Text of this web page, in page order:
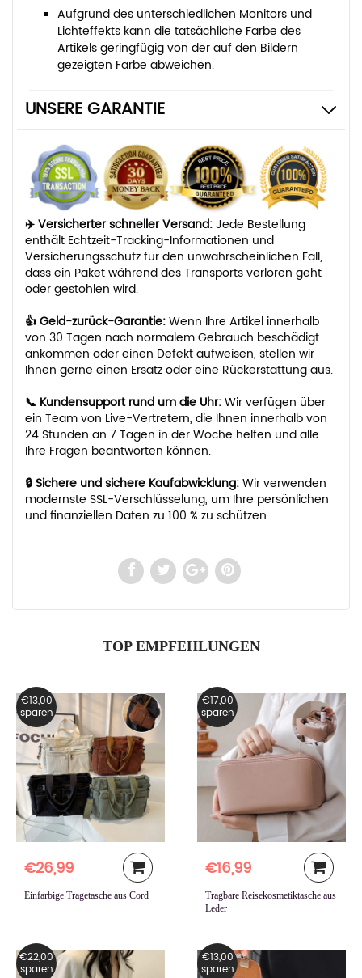
Aufgrund des unterschiedlichen Monitors und
Lichteffekts kann die tatsächliche Farbe des
Artikels geringfügig von der auf den Bildern
gezeigten Farbe abweichen.
UNSERE GARANTIE
✈️ Versicherter schneller Versand:Jede Bestellung
enthält Echtzeit-Tracking-Informationen und
Versicherungsschutz für den unwahrscheinlichen Fall,
dass ein Paket während des Transports verloren geht
oder gestohlen wird.
👍 Geld-zurück-Garantie:Wenn Ihre Artikel innerhalb
von 30 Tagen nach normalem Gebrauch beschädigt
ankommen oder einen Defekt aufweisen, stellen wir
Ihnen gerne einen Ersatz oder eine Rückerstattung aus.
📞 Kundensupport rund um die Uhr:Wir verfügen über
ein Team von Live-Vertretern, die Ihnen innerhalb von
24 Stunden an 7 Tagen in der Woche helfen und alle
Ihre Fragen beantworten können.
🔒 Sichere und sichere Kaufabwicklung:Wir verwenden
modernste SSL-Verschlüsselung, um Ihre persönlichen
und finanziellen Daten zu 100 % zu schützen.
TOP EMPFEHLUNGEN
€13,00
sparen
€26,99
Einfarbige Tragetasche aus Cord
€17,00
sparen
€16,99
Tragbare Reisekosmetiktasche aus
Leder
€22,00
sparen
€13,00
sparen